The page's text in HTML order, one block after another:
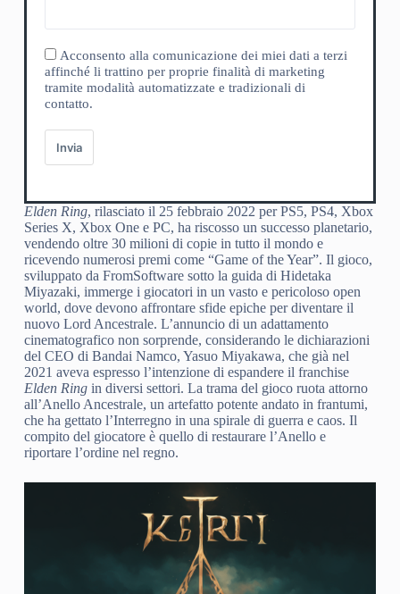
Acconsento alla comunicazione dei miei dati a terzi
affinché li trattino per proprie finalità di marketing
tramite modalità automatizzate e tradizionali di
contatto.
Invia
Elden Ring, rilasciato il 25 febbraio 2022 per PS5, PS4, Xbox
Series X, Xbox One e PC, ha riscosso un successo planetario,
vendendo oltre 30 milioni di copie in tutto il mondo e
ricevendo numerosi premi come “Game of the Year”. Il gioco,
sviluppato da FromSoftware sotto la guida di Hidetaka
Miyazaki, immerge i giocatori in un vasto e pericoloso open
world, dove devono affrontare sfide epiche per diventare il
nuovo Lord Ancestrale. L’annuncio di un adattamento
cinematografico non sorprende, considerando le dichiarazioni
del CEO di Bandai Namco, Yasuo Miyakawa, che già nel
2021 aveva espresso l’intenzione di espandere il franchise
Elden Ringin diversi settori. La trama del gioco ruota attorno
all’Anello Ancestrale, un artefatto potente andato in frantumi,
che ha gettato l’Interregno in una spirale di guerra e caos. Il
compito del giocatore è quello di restaurare l’Anello e
riportare l’ordine nel regno.